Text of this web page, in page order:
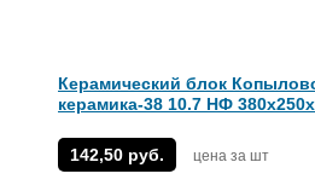
Керамический блок
керамика-38 10.7 НФ
142,50 руб. цена за шт